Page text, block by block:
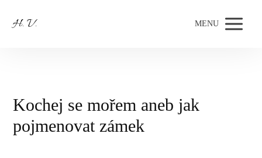
H. V. MENU
Kochej se mořem aneb jak
pojmenovat zámek